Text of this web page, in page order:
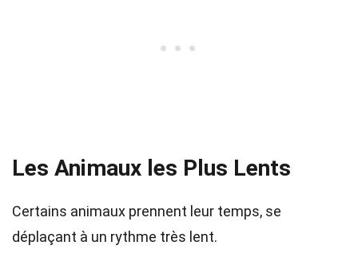
Les Animaux les Plus Lents
Certains animaux prennent leur temps, se
déplaçant à un rythme très lent.